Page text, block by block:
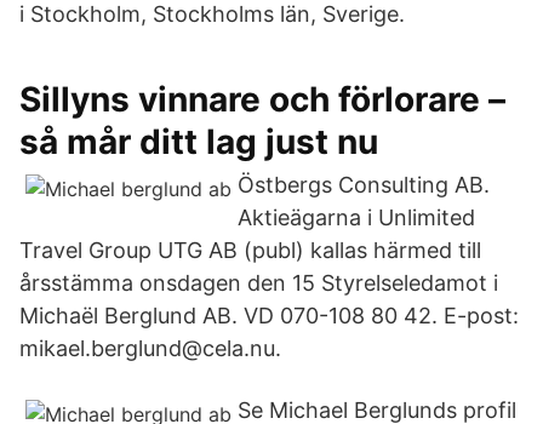
i Stockholm, Stockholms län, Sverige.
Sillyns vinnare och förlorare –
så mår ditt lag just nu
Östbergs Consulting AB.
Aktieägarna i Unlimited
Travel Group UTG AB (publ) kallas härmed till
årsstämma onsdagen den 15 Styrelseledamot i
Michaël Berglund AB. VD 070-108 80 42. E-post:
mikael.berglund@cela.nu.
Se Michael Berglunds profil